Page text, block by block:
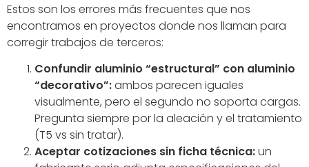
Estos son los errores más frecuentes que nos
encontramos en proyectos donde nos llaman para
corregir trabajos de terceros:
Confundir aluminio “estructural” con aluminio
“decorativo”:ambos parecen iguales
visualmente, pero el segundo no soporta cargas.
Pregunta siempre por la aleación y el tratamiento
(T5 vs sin tratar).
Aceptar cotizaciones sin ficha técnica:un